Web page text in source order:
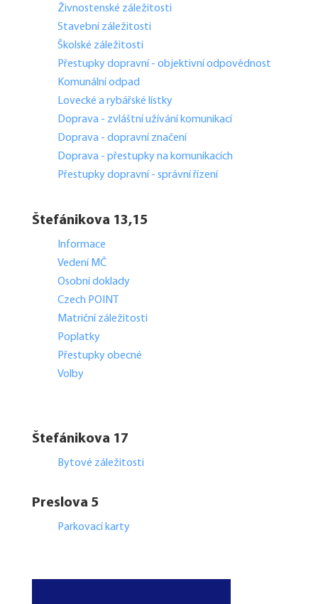
Živnostenské záležitosti
Stavební záležitosti
Školské záležitosti
Přestupky dopravní - objektivní odpovědnost
Komunální odpad
Lovecké a rybářské lístky
Doprava - zvláštní užívání komunikací
Doprava - dopravní značení
Doprava - přestupky na komunikacích
Přestupky dopravní - správní řízení
Štefánikova 13,15
Informace
Vedení MČ
Osobní doklady
Czech POINT
Matriční záležitosti
Poplatky
Přestupky obecné
Volby
Štefánikova 17
Bytové záležitosti
Preslova 5
Parkovací karty